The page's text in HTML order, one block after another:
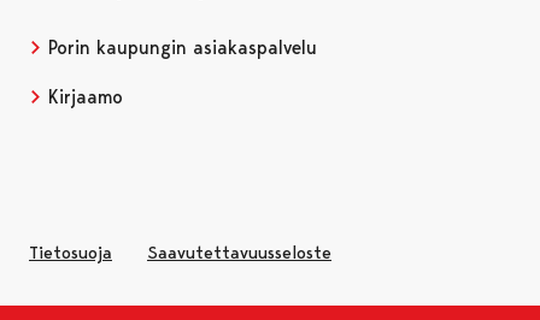
Porin kaupungin asiakaspalvelu
Kirjaamo
Tietosuoja Saavutettavuusseloste